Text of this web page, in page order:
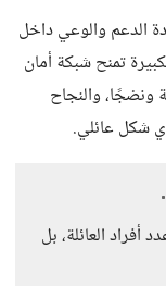
الدعم والوعي داخل
تمنح شبكة أمان
ونضجًا، والنجاح
شكل عائلي.
أفراد العائلة، بل